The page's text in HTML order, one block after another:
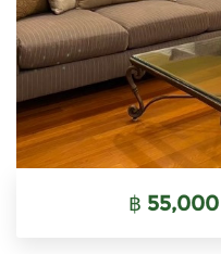
฿ 55,000